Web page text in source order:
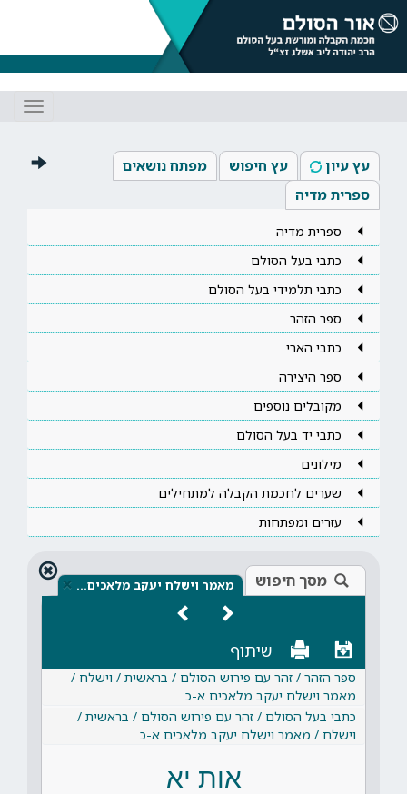
עץ עיון עץ חיפוש
מפתח נושאים
ספרית מדיה
ספרית מדיה
כתבי בעל הסולם
כתבי תלמידי בעל הסולם
ספר הזהר
כתבי הארי
ספר היצירה
מקובלים נוספים
כתבי יד בעל הסולם
מילונים
שערים לחכמת הקבלה למתחילים
עזרים ומפתחות
מסך חיפוש מאמר וישלח יעקב מלאכים… ×
שיתוף
ספר הזהר / זהר עם פירוש הסולם / בראשית / וישלח /
מאמר וישלח יעקב מלאכים א-כ
כתבי בעל הסולם / זהר עם פירוש הסולם / בראשית /
וישלח / מאמר וישלח יעקב מלאכים א-כ
אות יא